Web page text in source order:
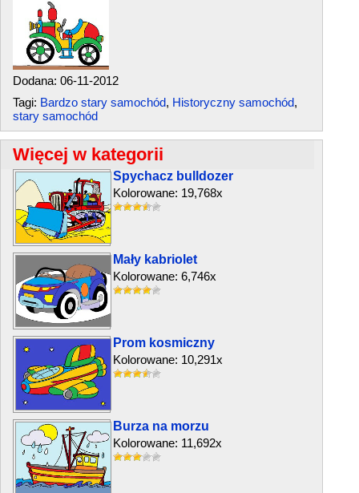
Dodana: 06-11-2012
Tagi: Bardzo stary samochód, Historyczny samochód,
stary samochód
Więcej w kategorii
Spychacz bulldozer
Kolorowane: 19,768x
Mały kabriolet
Kolorowane: 6,746x
Prom kosmiczny
Kolorowane: 10,291x
Burza na morzu
Kolorowane: 11,692x